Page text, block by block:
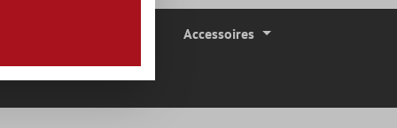
Accessoires